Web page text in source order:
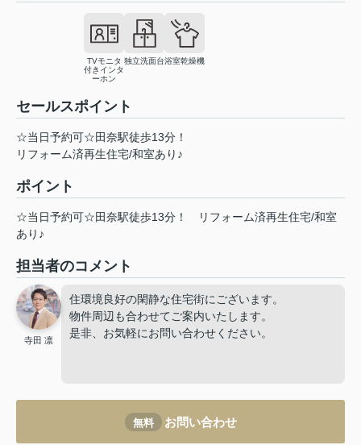
TVモニタ
付きインタ
ーホン
独立洗面台浴室乾燥機
セールスポイント
☆当日予約可☆田奈駅徒歩13分！
リフォーム済再生住宅/和室あり♪
ポイント
☆当日予約可☆田奈駅徒歩13分！
リフォーム済再生住宅/和室
あり♪
担当者のコメント
寺田 凛
住環境良好の閑静な住宅街にございます。
物件周辺も合わせてご案内いたします。
是非、お気軽にお問い合わせください。
無料 お問い合わせ